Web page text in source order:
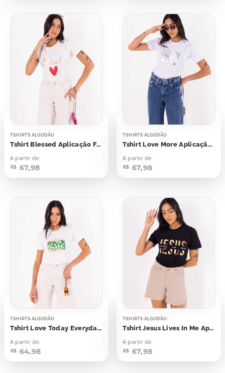
TSHIRTS ALGODÃO
Tshirt Blessed Aplicação Foil
A partir de:
R$ 67,98
TSHIRTS ALGODÃO
Tshirt Love More Aplicação Foil
A partir de:
R$ 67,98
TSHIRTS ALGODÃO
Tshirt Love Today Everyday Aplicação
A partir de:
R$ 64,98
TSHIRTS ALGODÃO
Tshirt Jesus Lives In Me Aplicação Foil
A partir de:
R$ 67,98